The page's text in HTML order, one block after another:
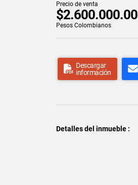
Precio de venta
Pesos Colombianos
Descargar
información
Detalles del inmueble :